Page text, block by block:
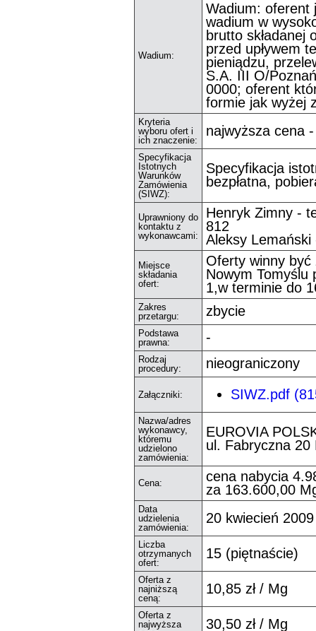
Wadium:
Wadium: oferent
wadium w
brutto składanej
przed upływem
pieniądzu,
S.A. III O/
0000; oferent
formie jak wyżej
Kryteria
wyboru ofert i
ich znaczenie:
najwyższa cena
Specyfikacja
Istotnych
Warunków
Zamówienia
(SIWZ):
Specyfikacja
bezpłatna,
Uprawniony do
kontaktu z
wykonawcami:
Henryk Zimny -
812
Aleksy
Miejsce
składania
ofert:
Oferty winny być
Nowym Tomyślu
1,w terminie do
Zakres
przetargu:
zbycie
Podstawa
prawna:
-
Rodzaj
procedury:
nieograniczony
Załączniki: SIWZ.pdf
Nazwa/adres
wykonawcy,
któremu
udzielono
zamówienia:
EUROVIA
ul. Fabryczna 20
Cena:
cena nabycia
za 163.600,00
Data
udzielenia
zamówienia:
20 kwiecień
Liczba
otrzymanych
ofert:
15 (piętnaście)
Oferta z
najniższą
ceną:
10,85 zł / Mg
Oferta z
najwyższa
30,50 zł / Mg